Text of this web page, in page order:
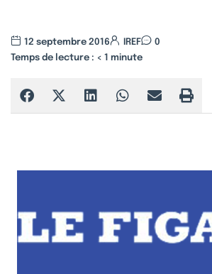
12 septembre 2016 IREF
0
Temps de lecture : < 1 minute